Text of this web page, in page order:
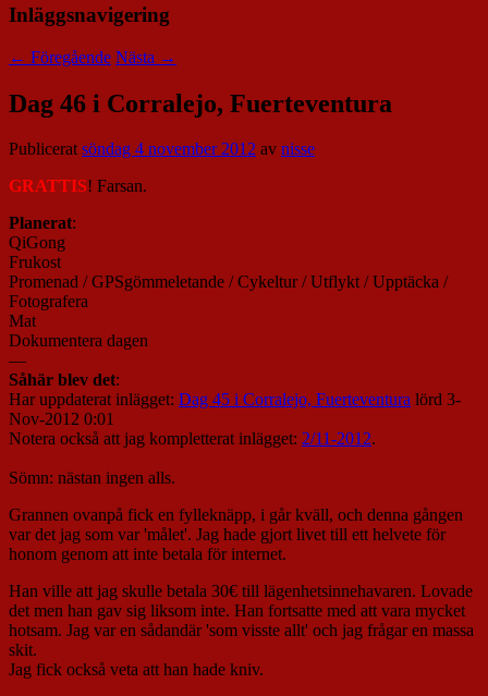
Inläggsnavigering
← Föregående Nästa →
Dag 46 i Corralejo, Fuerteventura
Publiceratsöndag 4 november 2012 av nisse
GRATTIS! Farsan.
Planerat:
QiGong
Frukost
Promenad / GPSgömmeletande / Cykeltur / Utflykt / Upptäcka /
Fotografera
Mat
Dokumentera dagen
—
Såhär blev det:
Har uppdaterat inlägget: Dag 45 i Corralejo, Fuerteventura lörd 3-
Nov-2012 0:01
Notera också att jag kompletterat inlägget: 2/11-2012.
Sömn: nästan ingen alls.
Grannen ovanpå fick en fylleknäpp, i går kväll, och denna gången
var det jag som var 'målet'. Jag hade gjort livet till ett helvete för
honom genom att inte betala för internet.
Han ville att jag skulle betala 30€ till lägenhetsinnehavaren. Lovade
det men han gav sig liksom inte. Han fortsatte med att vara mycket
hotsam. Jag var en sådandär 'som visste allt' och jag frågar en massa
skit.
Jag fick också veta att han hade kniv.